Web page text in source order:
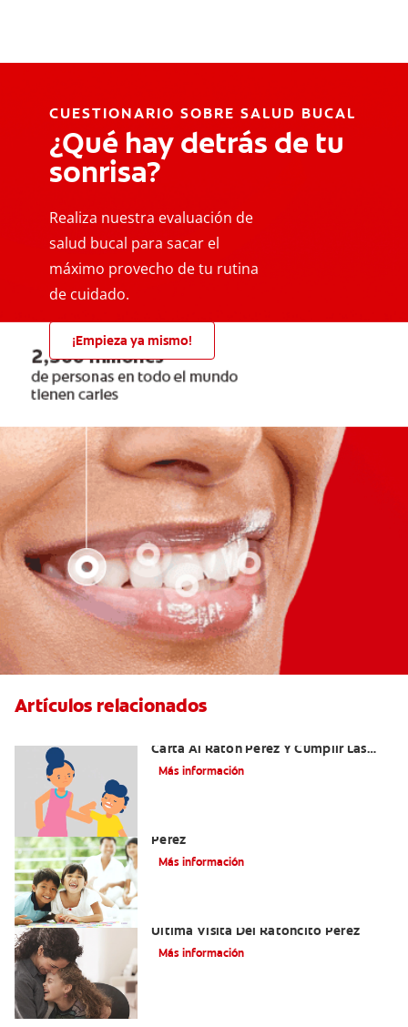
CUESTIONARIO SOBRE SALUD BUCAL
¿Qué hay detrás de tu
sonrisa?
Realiza nuestra evaluación de
salud bucal para sacar el
máximo provecho de tu rutina
de cuidado.
¡Empieza ya mismo!
Artículos relacionados
Carta Al Ratón Pérez Y Cumplir Las
Fantasías De Su Hijo/A
Más información
Pérez
Más información
Última Visita Del Ratoncito Pérez
Más información